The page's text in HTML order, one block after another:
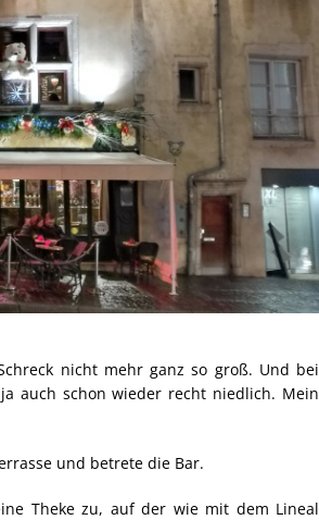
nicht mehr ganz so groß. Und bei
auch schon wieder recht niedlich. Mein
und betrete die Bar.
Theke zu, auf der wie mit dem Lineal